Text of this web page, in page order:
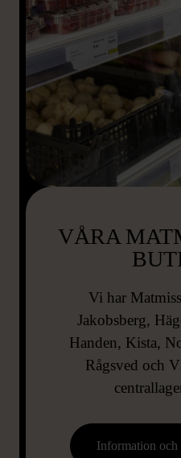
VÅRA
Vi har
Jakobsberg,
Handen, Kista,
Rågsved och
Information